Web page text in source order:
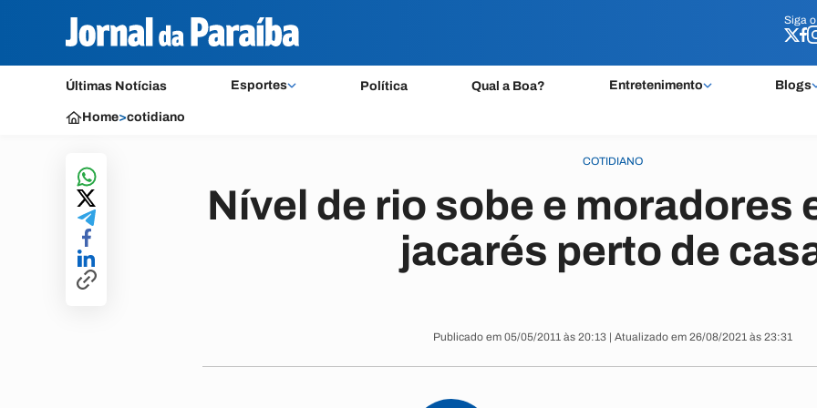
Siga o
Últimas Notícias Esportes Política Qual a Boa? Entretenimento Blogs
Siga o
Home>cotidiano
COTIDIANO
Nível de rio sobe e moradores
jacarés perto de
Publicado em 05/05/2011 às 20:13 | Atualizado em 26/08/2021 às 23:31